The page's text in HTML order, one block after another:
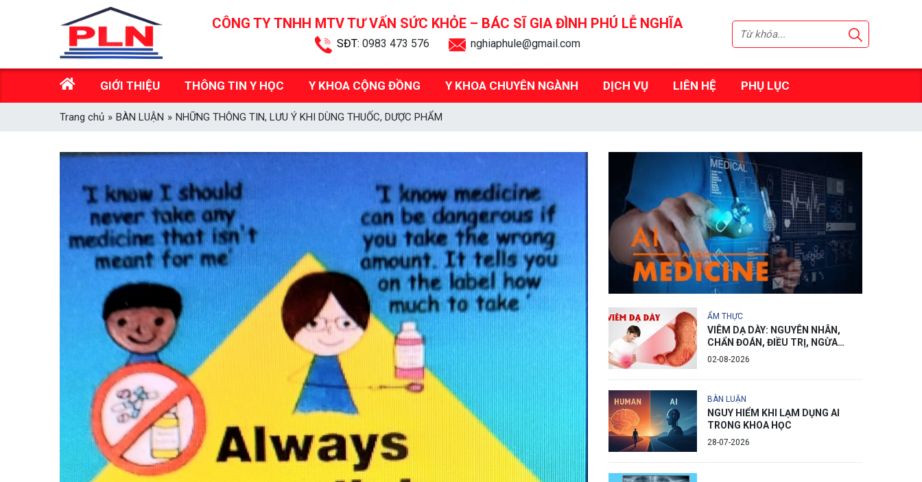
CÔNG TY TNHH MTV TƯ VẤN SỨC KHỎE – BÁC SĨ GIA ĐÌNH PHÚ LỄ NGHĨA
SĐT: 0983 473 576 nghiaphule@gmail.com
GIỚI THIỆU THÔNG TIN Y HỌC Y KHOA CỘNG ĐỒNG Y KHOA CHUYÊN NGÀNH DỊCH VỤ LIÊN HỆ PHỤ LỤC
Trang chủ » BÀN LUẬN » NHỮNG THÔNG TIN, LƯU Ý KHI DÙNG THUỐC, DƯỢC PHẨM
ẨM THỰC
VIÊM DẠ DÀY: NGUYÊN NHÂN,
CHẨN ĐOÁN, ĐIỀU TRỊ, NGỪA
PHÒNG
02-08-2026
BÀN LUẬN
NGUY HIỂM KHI LẠM DỤNG AI
TRONG KHOA HỌC
28-07-2026